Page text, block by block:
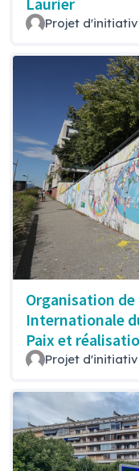
Projet
Organisation
Internationale
Paix et
Projet